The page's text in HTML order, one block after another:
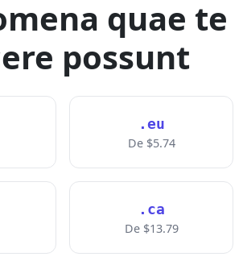
quae te
possunt
.eu
De $5.74
.ca
De $13.79